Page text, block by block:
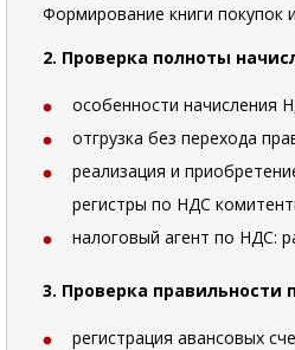
Формирование книги покупок
2. Проверка полноты
особенности начисления
отгрузка без перехода
реализация и
регистры по НДС
налоговый агент по НДС:
3. Проверка
регистрация авансовых